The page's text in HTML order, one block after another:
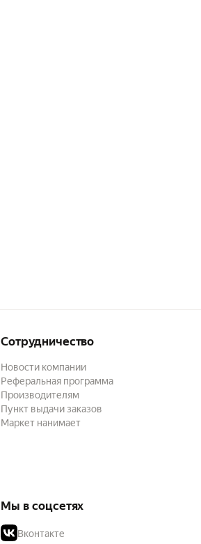
Сотрудничество
Новости компании
Реферальная программа
Производителям
Пункт выдачи заказов
Маркет нанимает
Мы в соцсетях
Вконтакте